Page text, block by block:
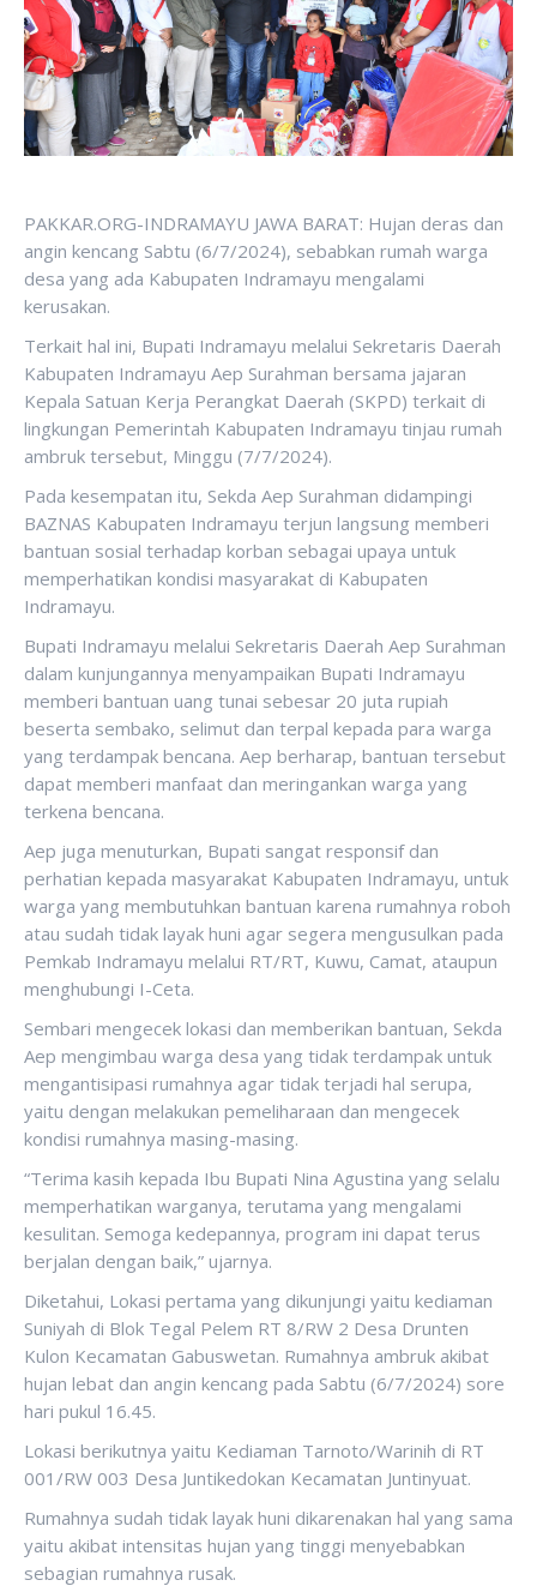
PAKKAR.ORG-INDRAMAYU JAWA BARAT: Hujan deras dan
angin kencang Sabtu (6/7/2024), sebabkan rumah warga
desa yang ada Kabupaten Indramayu mengalami
kerusakan.
Terkait hal ini, Bupati Indramayu melalui Sekretaris Daerah
Kabupaten Indramayu Aep Surahman bersama jajaran
Kepala Satuan Kerja Perangkat Daerah (SKPD) terkait di
lingkungan Pemerintah Kabupaten Indramayu tinjau rumah
ambruk tersebut, Minggu (7/7/2024).
Pada kesempatan itu, Sekda Aep Surahman didampingi
BAZNAS Kabupaten Indramayu terjun langsung memberi
bantuan sosial terhadap korban sebagai upaya untuk
memperhatikan kondisi masyarakat di Kabupaten
Indramayu.
Bupati Indramayu melalui Sekretaris Daerah Aep Surahman
dalam kunjungannya menyampaikan Bupati Indramayu
memberi bantuan uang tunai sebesar 20 juta rupiah
beserta sembako, selimut dan terpal kepada para warga
yang terdampak bencana. Aep berharap, bantuan tersebut
dapat memberi manfaat dan meringankan warga yang
terkena bencana.
Aep juga menuturkan, Bupati sangat responsif dan
perhatian kepada masyarakat Kabupaten Indramayu, untuk
warga yang membutuhkan bantuan karena rumahnya roboh
atau sudah tidak layak huni agar segera mengusulkan pada
Pemkab Indramayu melalui RT/RT, Kuwu, Camat, ataupun
menghubungi I-Ceta.
Sembari mengecek lokasi dan memberikan bantuan, Sekda
Aep mengimbau warga desa yang tidak terdampak untuk
mengantisipasi rumahnya agar tidak terjadi hal serupa,
yaitu dengan melakukan pemeliharaan dan mengecek
kondisi rumahnya masing-masing.
“Terima kasih kepada Ibu Bupati Nina Agustina yang selalu
memperhatikan warganya, terutama yang mengalami
kesulitan. Semoga kedepannya, program ini dapat terus
berjalan dengan baik,” ujarnya.
Diketahui, Lokasi pertama yang dikunjungi yaitu kediaman
Suniyah di Blok Tegal Pelem RT 8/RW 2 Desa Drunten
Kulon Kecamatan Gabuswetan. Rumahnya ambruk akibat
hujan lebat dan angin kencang pada Sabtu (6/7/2024) sore
hari pukul 16.45.
Lokasi berikutnya yaitu Kediaman Tarnoto/Warinih di RT
001/RW 003 Desa Juntikedokan Kecamatan Juntinyuat.
Rumahnya sudah tidak layak huni dikarenakan hal yang sama
yaitu akibat intensitas hujan yang tinggi menyebabkan
sebagian rumahnya rusak.